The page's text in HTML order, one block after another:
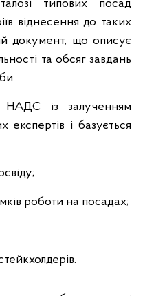
типових посад
віднесення до таких
документ, що описує
та обсяг завдань
НАДС із залученням
експертів і базується
роботи на посадах;